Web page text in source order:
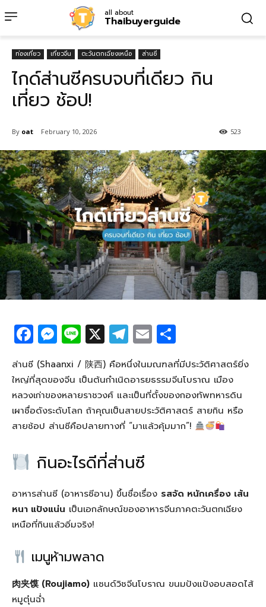
all about
Thaibuyerguide
ท่องเที่ยว เที่ยวจีน ตะวันตกเฉียงเหนือ ส่านซี
ไกด์ส่านซีครบจบที่เดียว กิน
เที่ยว ช้อป!
By oat February 10, 2026 523
F
a
c
e
b
o
k
M
e
ss
e
n
g
er
Li
n
e
X T
el
e
g
ra
m
E
m
ail
h
ar
e
ส่านซี (Shaanxi / 陕西) คือหนึ่งในมณฑลที่มีประวัติศาสตร์ยิ่ง
ใหญ่ที่สุดของจีน เป็นต้นกำเนิดอารยธรรมจีนโบราณ เมือง
หลวงเก่าของหลายราชวงศ์ และเป็นที่ตั้งของกองทัพทหารดิน
เผาชื่อดังระดับโลก ถ้าคุณเป็นสายประวัติศาสตร์ สายกิน หรือ
สายช้อป ส่านซีคือปลายทางที่ “มาแล้วคุ้มมาก”!
กินอะไรดีที่ส่านซี
อาหารส่านซี (อาหารซีอาน) ขึ้นชื่อเรื่อง รสจัด หนักเครื่อง เส้น
หนา แป้งแน่น เป็นเอกลักษณ์ของอาหารจีนภาคตะวันตกเฉียง
เหนือที่กินแล้วอิ่มจริง!
เมนูห้ามพลาด
肉夹馍 (Roujiamo) แซนด์วิชจีนโบราณ ขนมปังแป้งอบสอดไส้
หมูตุ๋นฉ่ำ